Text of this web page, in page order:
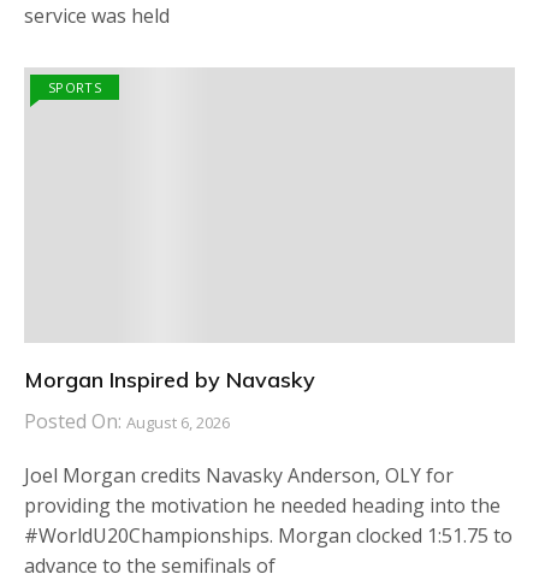
service was held
SPORTS
Morgan Inspired by Navasky
Posted On: August 6, 2026
Joel Morgan credits Navasky Anderson, OLY for
providing the motivation he needed heading into the
#WorldU20Championships. Morgan clocked 1:51.75 to
advance to the semifinals of